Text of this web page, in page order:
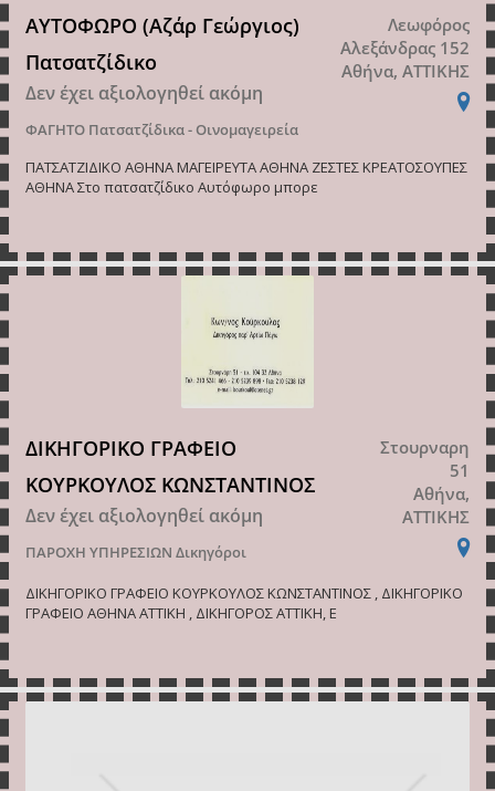
ΑΥΤΟΦΩΡΟ (Αζάρ Γεώργιος)
Πατσατζίδικο
Δεν έχει αξιολογηθεί ακόμη
ΦΑΓΗΤΟ Πατσατζίδικα - Οινομαγειρεία
Λεωφόρος
Αλεξάνδρας 152
Αθήνα, ΑΤΤΙΚΗΣ
ΠΑΤΣΑΤΖΙΔΙΚΟ ΑΘΗΝΑ ΜΑΓΕΙΡΕΥΤΑ ΑΘΗΝΑ ΖΕΣΤΕΣ ΚΡΕΑΤΟΣΟΥΠΕΣ
ΑΘΗΝΑ Στο πατσατζίδικο Αυτόφωρο μπορε
ΔΙΚΗΓΟΡΙΚΟ ΓΡΑΦΕΙΟ
ΚΟΥΡΚΟΥΛΟΣ ΚΩΝΣΤΑΝΤΙΝΟΣ
Δεν έχει αξιολογηθεί ακόμη
ΠΑΡΟΧΗ ΥΠΗΡΕΣΙΩΝ Δικηγόροι
Στουρναρη
51
Αθήνα,
ΑΤΤΙΚΗΣ
ΔΙΚΗΓΟΡΙΚΟ ΓΡΑΦΕΙΟ ΚΟΥΡΚΟΥΛΟΣ ΚΩΝΣΤΑΝΤΙΝΟΣ , ΔΙΚΗΓΟΡΙΚΟ
ΓΡΑΦΕΙΟ ΑΘΗΝΑ ΑΤΤΙΚΗ , ΔΙΚΗΓΟΡΟΣ ΑΤΤΙΚΗ, Ε